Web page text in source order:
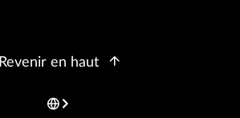
Revenir en haut